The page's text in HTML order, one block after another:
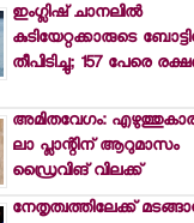
ഇംഗ്ലിഷ് ചാനലില്‍
കുടിയേറ്റക്കാരുടെ
തീപിടിച്ചു; 157 പേരെ
അമിതവേഗം:
ലാ പ്ലാന്റിന് ആറുമാസം
ഡ്രൈവിങ് വിലക്ക്
നേതൃത്വത്തിലേക്ക്